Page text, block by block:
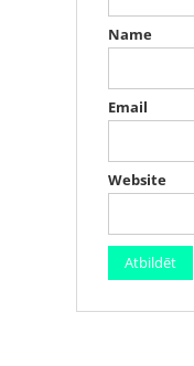
Name
Email
Website